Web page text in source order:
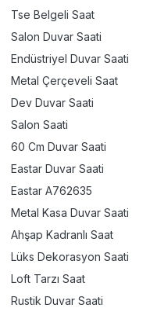
Tse Belgeli Saat
Salon Duvar Saati
Endüstriyel Duvar Saati
Metal Çerçeveli Saat
Dev Duvar Saati
Salon Saati
60 Cm Duvar Saati
Eastar Duvar Saati
Eastar A762635
Metal Kasa Duvar Saati
Ahşap Kadranlı Saat
Lüks Dekorasyon Saati
Loft Tarzı Saat
Rustik Duvar Saati